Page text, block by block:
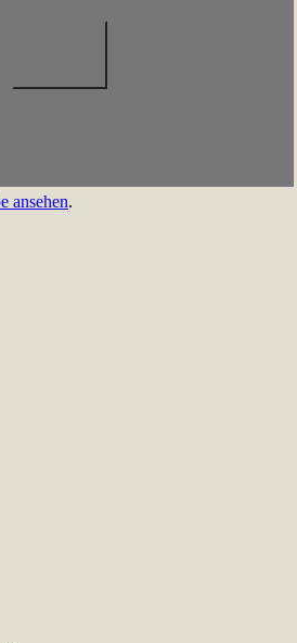
ansehen.